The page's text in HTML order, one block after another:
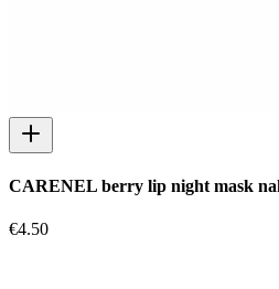
CARENEL berry lip night mask
€4.50